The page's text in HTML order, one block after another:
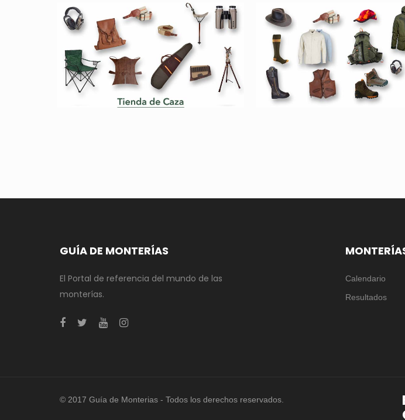
GUÍA DE MONTERÍAS
El Portal de referencia del mundo de las
monterías.
Calendario
Resultados
© 2017 Guía de Monterias - Todos los derechos reservados.